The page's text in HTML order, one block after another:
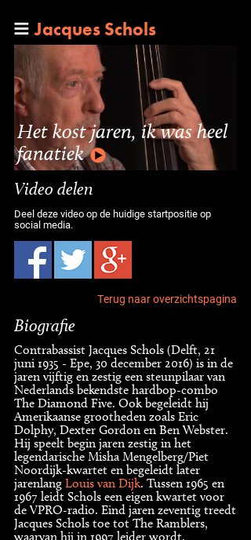
Jacques Schols
Het kost jaren, ik was heel
fanatiek
Video delen
Deel deze video op de huidige startpositie op
social media.
Terug naar overzichtspagina
Biografie
Contrabassist Jacques Schols (Delft, 21
juni 1935 - Epe, 30 december 2016) is in de
jaren vijftig en zestig een steunpilaar van
Nederlands bekendste hardbop-combo
The Diamond Five. Ook begeleidt hij
Amerikaanse grootheden zoals Eric
Dolphy, Dexter Gordon en Ben Webster.
Hij speelt begin jaren zestig in het
legendarische Misha Mengelberg/Piet
Noordijk-kwartet en begeleidt later
jarenlang Louis van Dijk. Tussen 1965 en
1967 leidt Schols een eigen kwartet voor
de VPRO-radio. Eind jaren zeventig treedt
Jacques Schols toe tot The Ramblers,
waarvan hij in 1997 leider wordt.